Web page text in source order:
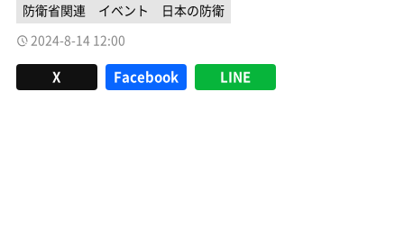
防衛省関連 イベント
日本の防衛
2024-8-14 12:00
X Facebook LINE